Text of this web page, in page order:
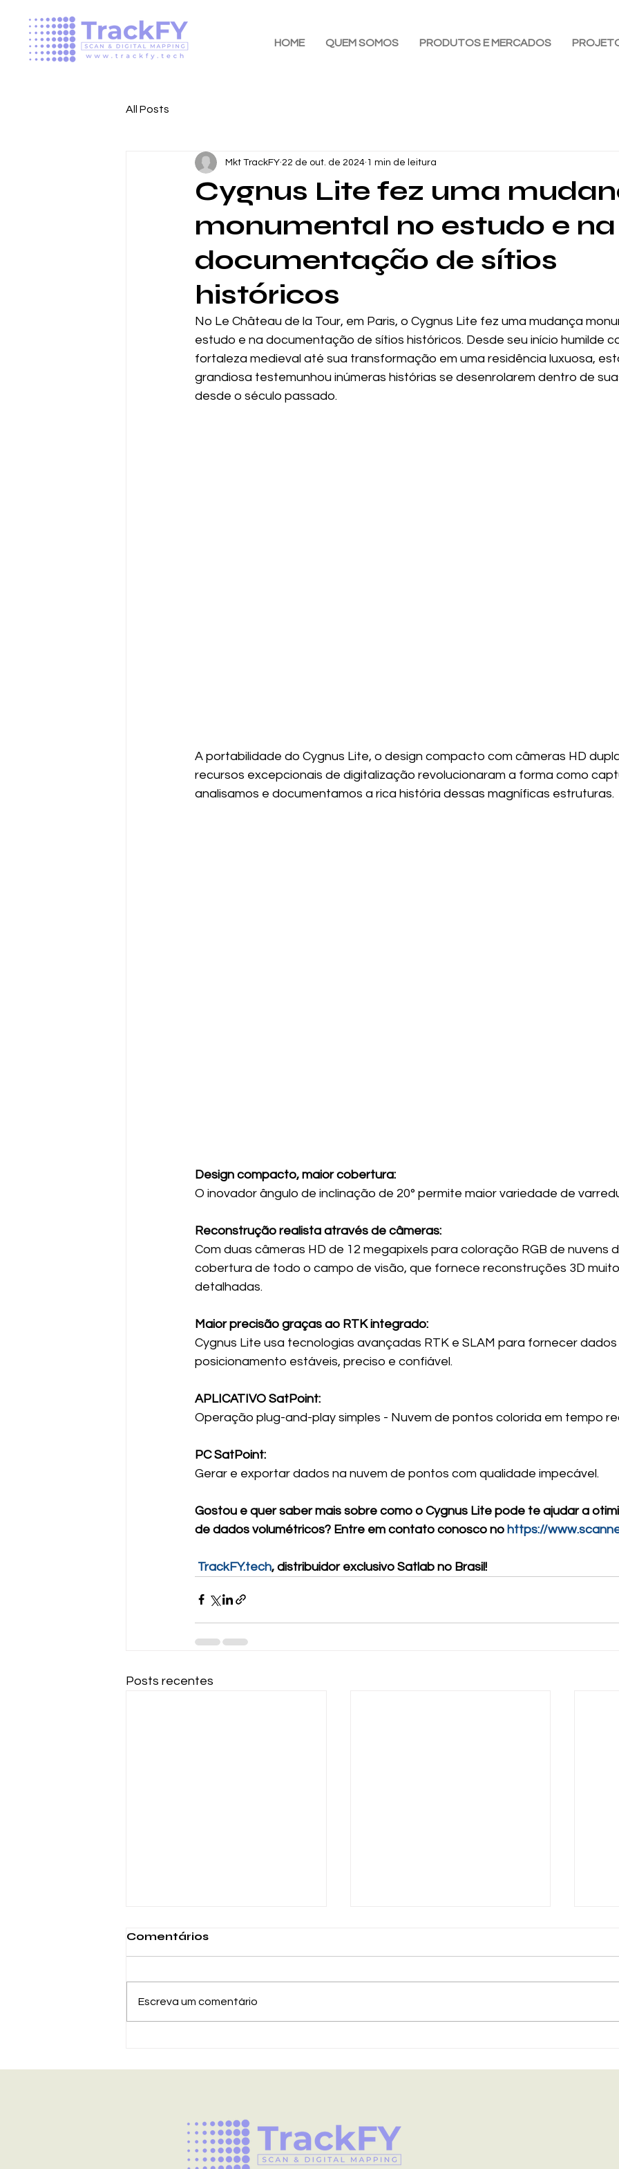
HOME QUEM SOMOS PRODUTOS E MERCADOS
All Posts
Cygnus Lite fez uma
monumental no estudo e na
documentação de sítios
históricos
Mkt TrackFY 22 de out. de 2024 1 min de leitura
No Le Château de la Tour, em Paris, o Cygnus Lite fez uma mudança
estudo e na documentação de sítios históricos. Desde seu início humilde
fortaleza medieval até sua transformação em uma residência luxuosa,
grandiosa testemunhou inúmeras histórias se desenrolarem dentro de
desde o século passado.
A portabilidade do Cygnus Lite, o design compacto com câmeras HD
recursos excepcionais de digitalização revolucionaram a forma como
analisamos e documentamos a rica história dessas magníficas estruturas.
Design compacto, maior cobertura:
O inovador ângulo de inclinação de 20° permite maior variedade de
Reconstrução realista através de câmeras:
Com duas câmeras HD de 12 megapixels para coloração RGB de nuvens
cobertura de todo o campo de visão, que fornece reconstruções 3D
detalhadas.
Maior precisão graças ao RTK integrado:
Cygnus Lite usa tecnologias avançadas RTK e SLAM para fornecer
posicionamento estáveis, preciso e confiável.
APLICATIVO SatPoint:
Operação plug-and-play simples - Nuvem de pontos colorida em tempo
PC SatPoint:
Gerar e exportar dados na nuvem de pontos com qualidade impecável.
Gostou e quer saber mais sobre como o Cygnus Lite pode te ajudar a
de dados volumétricos? Entre em contato conosco no https://
TrackFY.tech, distribuidor exclusivo Satlab no Brasil!
Posts recentes
mercado com soluções
Comentários
Escreva um comentário